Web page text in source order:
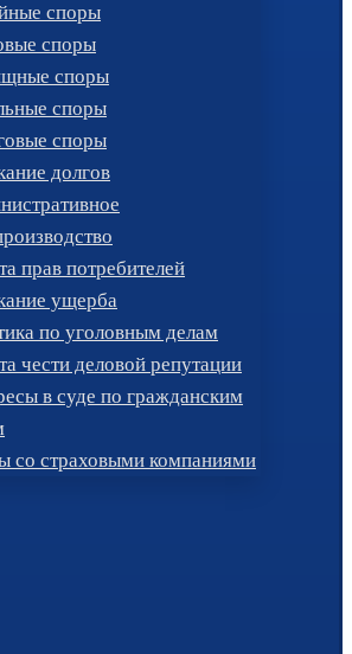
споры
споры
споры
споры
споры
долгов
прав потребителей
ущерба
по уголовным делам
чести деловой репутации
в суде по гражданским
со страховыми компаниями